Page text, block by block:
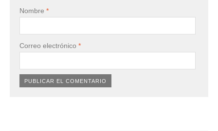
Nombre *
Correo electrónico *